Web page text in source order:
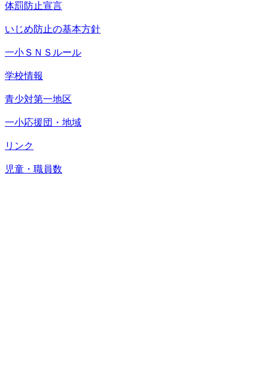
体罰防止宣言
いじめ防止の基本方針
一小ＳＮＳルール
学校情報
青少対第一地区
一小応援団・地域
リンク
児童・職員数